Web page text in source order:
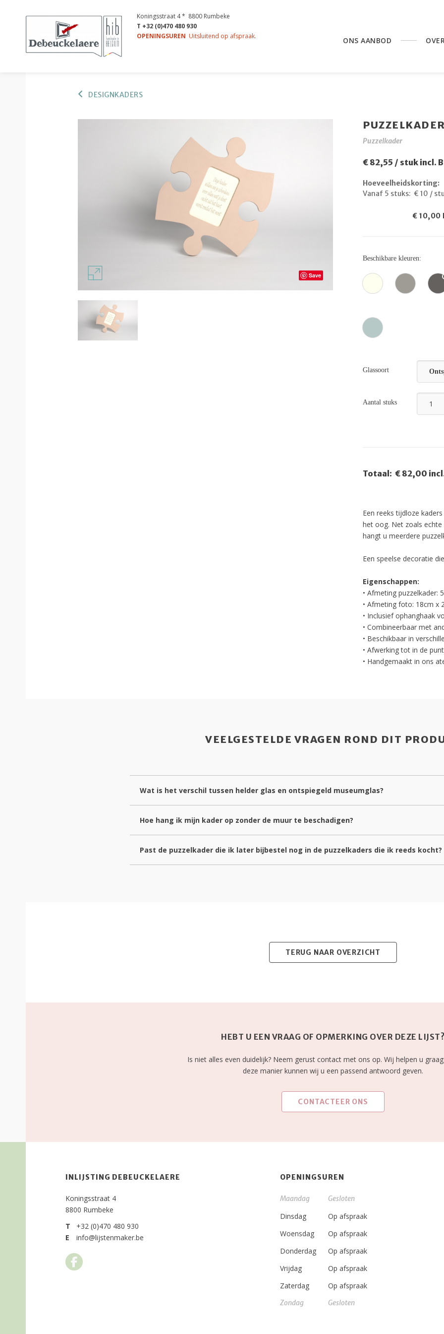
Koningsstraat 4 * 8800 Rumbeke
T +32 (0)470 480 930
OPENINGSUREN Uitsluitend op afspraak. ONS AANBOD
DESIGNKADERS
Save
Puzzelkader
€ 82,55 / stuk incl.
Hoeveelheidskorting:
Vanaf 5 stuks: € 10 /
€ 10,00
Beschikbare kleuren:
Glassoort
Aantal stuks
Totaal: € 82,00
Een reeks tijdloze
het oog. Net zoals echte
hangt u meerdere
Een speelse decoratie
Eigenschappen:
• Afmeting puzzelkader:
• Afmeting foto: 18cm x
• Inclusief ophanghaak
• Combineerbaar met
• Beschikbaar in
• Afwerking tot in de
• Handgemaakt in ons
VEELGESTELDE VRAGEN ROND DIT
Wat is het verschil tussen helder glas en ontspiegeld museumglas?
Hoe hang ik mijn kader op zonder de muur te beschadigen?
Past de puzzelkader die ik later bijbestel nog in de puzzelkaders die ik reeds kocht?
TERUG NAAR OVERZICHT
HEBT U EEN VRAAG OF OPMERKING OVER DEZE
Is niet alles even duidelijk? Neem gerust contact met ons op. Wij helpen u
deze manier kunnen wij u een passend antwoord geven.
CONTACTEER ONS
INLIJSTING DEBEUCKELAERE
Koningsstraat 4
8800 Rumbeke
T
E
+32 (0)470 480 930
info@lijstenmaker.be
OPENINGSUREN
Maandag
Dinsdag
Woensdag
Donderdag
Vrijdag
Zaterdag
Zondag
Gesloten
Op afspraak
Op afspraak
Op afspraak
Op afspraak
Op afspraak
Gesloten